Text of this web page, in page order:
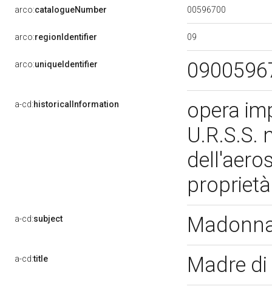
arco:catalogueNumber 00596700
arco:regionIdentifier 09
arco:uniqueIdentifier
a-cd:historicalInformation
opera
a-cd:subject
a-cd:title Madre